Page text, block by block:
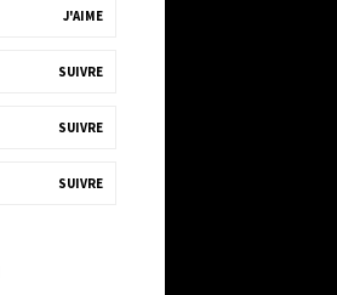
J'AIME
SUIVRE
SUIVRE
SUIVRE